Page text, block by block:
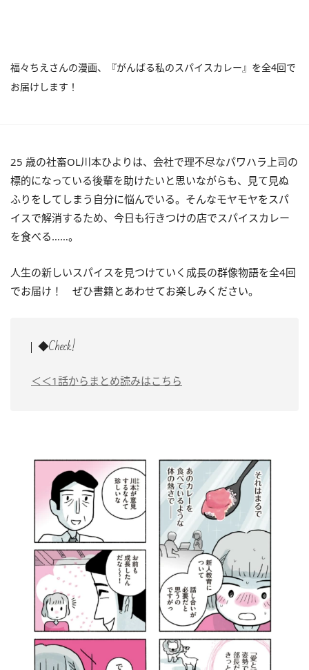
福々ちえさんの漫画、『がんばる私のスパイスカレー』を全4回で
お届けします！
25 歳の社畜OL川本ひよりは、会社で理不尽なパワハラ上司の
標的になっている後輩を助けたいと思いながらも、見て見ぬ
ふりをしてしまう自分に悩んでいる。そんなモヤモヤをスパ
イスで解消するため、今日も行きつけの店でスパイスカレー
を食べる……。
人生の新しいスパイスを見つけていく成長の群像物語を全4回
でお届け！ ぜひ書籍とあわせてお楽しみください。
◆Check!
＜＜1話からまとめ読みはこちら